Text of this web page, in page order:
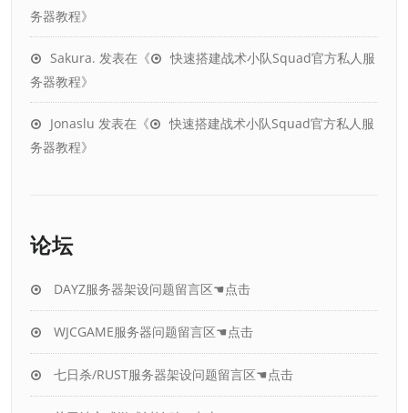
务器教程》
Sakura. 发表在《
快速搭建战术小队Squad官方私人服
务器教程》
Jonaslu 发表在《
快速搭建战术小队Squad官方私人服
务器教程》
论坛
DAYZ服务器架设问题留言区☚点击
WJCGAME服务器问题留言区☚点击
七日杀/RUST服务器架设问题留言区☚点击